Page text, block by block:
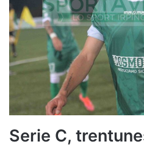
Serie C,